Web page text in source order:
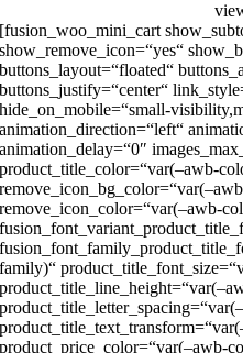
[fusion_woo_mini_cart
show_remove_icon=“yes“
buttons_layout=“floated“
buttons_justify=“center“
hide_on_mobile=“small-
animation_direction=“left“
animation_delay=“0″
product_title_color=“var(–awb-
remove_icon_color=“var(–awb-
family)“
product_price_color=“var(–awb-